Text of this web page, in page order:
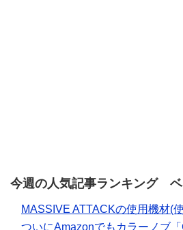
今週の人気記事ランキング
MASSIVE ATTACKの使用機材(
ついにAmazonでもカラーノブ